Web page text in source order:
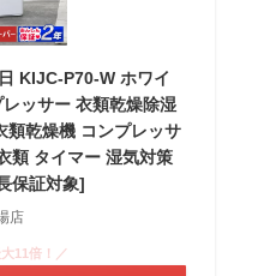
KIJC-P70-W ホワイ
ッサー 衣類乾燥除湿
類乾燥機 コンプレッサ
類 タイマー 湿気対策
保証対象]
店
11倍！／